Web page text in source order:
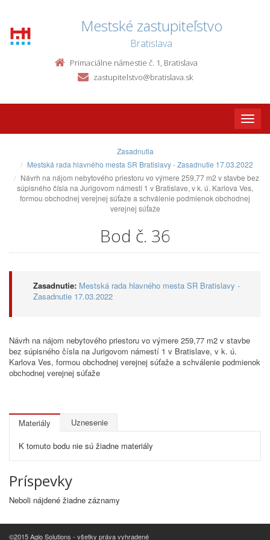
Mestské zastupiteľstvo
Bratislava
Primaciálne námestie č. 1, Bratislava
zastupitelstvo@bratislava.sk
Toggle
Zasadnutia
Mestská rada hlavného mesta SR Bratislavy - Zasadnutie 17.03.2022
Návrh na nájom nebytového priestoru vo výmere 259,77 m2 v stavbe bez
súpisného čísla na Jurigovom námestí 1 v Bratislave, v k. ú. Karlova Ves,
formou obchodnej verejnej súťaže a schválenie podmienok obchodnej
verejnej súťaže
Bod č. 36
Zasadnutie: Mestská rada hlavného mesta SR Bratislavy -
Zasadnutie 17.03.2022
Návrh na nájom nebytového priestoru vo výmere 259,77 m2 v stavbe
bez súpisného čísla na Jurigovom námestí 1 v Bratislave, v k. ú.
Karlova Ves, formou obchodnej verejnej súťaže a schválenie podmienok
obchodnej verejnej súťaže
Materiály Uznesenie
K tomuto bodu nie sú žiadne materiály
Príspevky
Neboli nájdené žiadne záznamy
©2015 Aglo Solutions - všetky práva vyhradené